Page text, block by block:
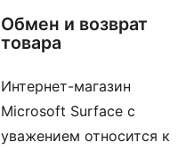
Обмен и возврат
товара
Интернет-магазин
Microsoft Surface с
уважением относится к